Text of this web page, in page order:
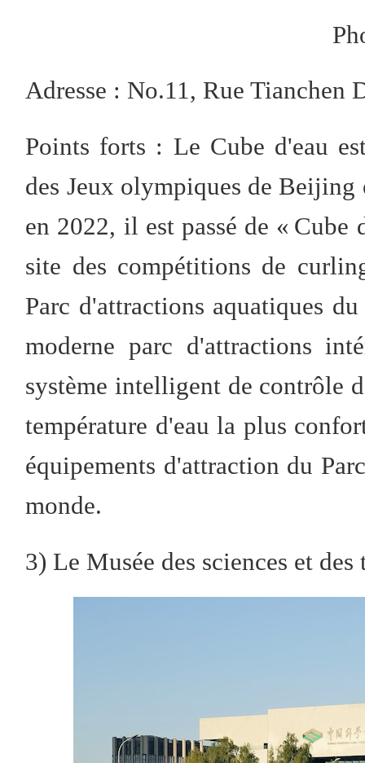
Adresse : No.11, Rue
Points forts : Le Cube d'eau
des Jeux olympiques de
en 2022, il est passé de « Cube
site des compétitions de
Parc d'attractions aquatiques
moderne parc d'attractions
système intelligent de contrôle
température d'eau la plus
équipements d'attraction du
monde.
3) Le Musée des sciences et